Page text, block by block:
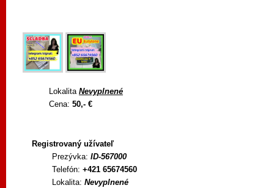
Lokalita Nevyplnené
Cena: 50,- €
Registrovaný užívateľ
Prezývka: ID-567000
Telefón: +421 65674560
Lokalita: Nevyplnené